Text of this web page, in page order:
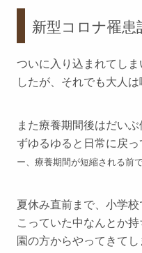
新型コロナ罹患
ついに入り込まれてし
したが、それでも大人
また療養期間後はだい
ずゆるゆると日常に戻っ
ー、療養期間が短縮される前
夏休み直前まで、小学
こっていた中なんとか
園の方からやってきてし